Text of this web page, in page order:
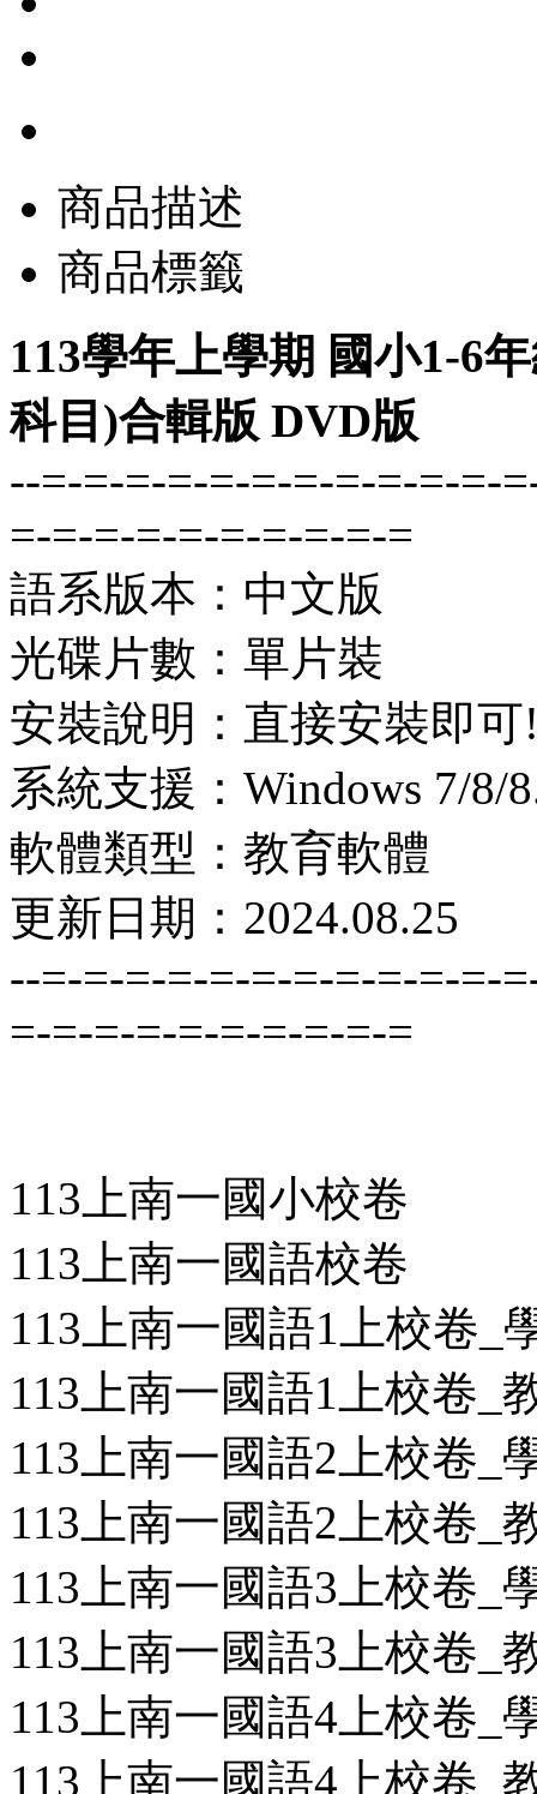
商品描述
商品標籤
113學年上學期 國小1-6
科目)合輯版 DVD版
--=-=-=-=-=-=-=-=-=-=-=-
=-=-=-=-=-=-=-=-=-=
語系版本：中文版
光碟片數：單片裝
安裝說明：直接安裝即可
系統支援：Windows 7/8/
軟體類型：教育軟體
更新日期：2024.08.25
--=-=-=-=-=-=-=-=-=-=-=-
=-=-=-=-=-=-=-=-=-=
113上南一國小校卷
113上南一國語校卷
113上南一國語1上校卷_
113上南一國語1上校卷_
113上南一國語2上校卷_
113上南一國語2上校卷_
113上南一國語3上校卷_
113上南一國語3上校卷_
113上南一國語4上校卷_
113上南一國語4上校卷_